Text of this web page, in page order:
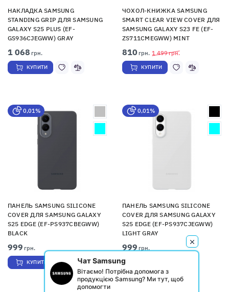
НАКЛАДКА SAMSUNG
STANDING GRIP ДЛЯ SAMSUNG
GALAXY S25 PLUS (EF-
GS936CJEGWW) GRAY
1 068 грн.
КУПИТИ
ЧОХОЛ-КНИЖКА SAMSUNG
SMART CLEAR VIEW COVER ДЛЯ
SAMSUNG GALAXY S23 FE (EF-
ZS711CMEGWW) MINT
1 499грн.
810 грн.
КУПИТИ
0,01%
ПАНЕЛЬ SAMSUNG SILICONE
COVER ДЛЯ SAMSUNG GALAXY
S25 EDGE (EF-PS937CBEGWW)
BLACK
999 грн.
КУПИТИ
0,01%
ПАНЕЛЬ SAMSUNG SILICONE
COVER ДЛЯ SAMSUNG GALAXY
S25 EDGE (EF-PS937CJEGWW)
LIGHT GRAY
999грн.
Чат Samsung
Вітаємо! Потрібна допомога з
продукцією Samsung? Ми тут, щоб
допомогти